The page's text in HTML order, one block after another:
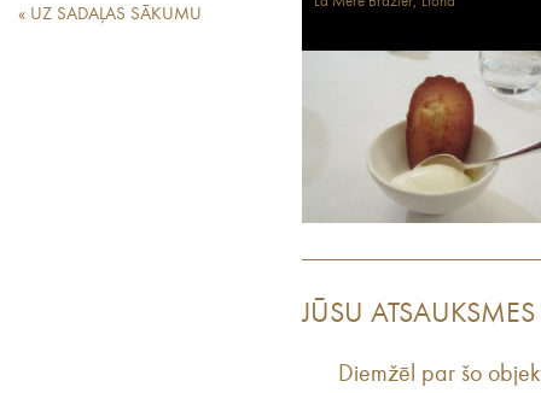
« UZ SADAĻAS SĀKUMU
JŪSU ATSAUKSMES
Diemžēl par šo